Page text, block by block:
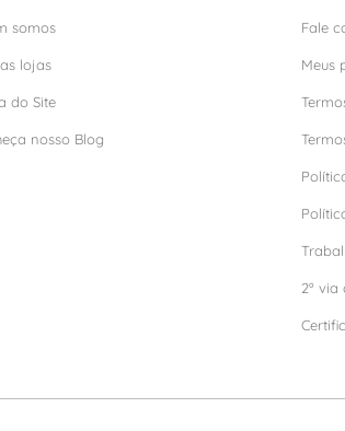
somos
lojas
do Site
nosso Blog
Fale
Meus
2º via